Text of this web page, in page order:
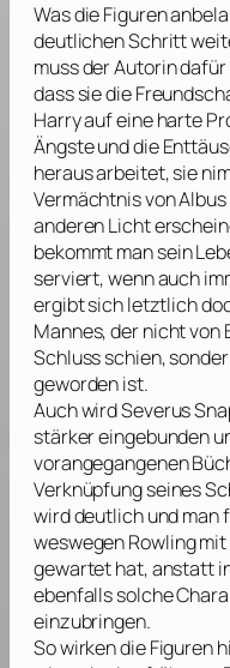
Was die Figuren
deutlichen Schritt
muss der Autorin
dass sie die
Harry auf eine harte
Ängste und die
heraus arbeitet, sie
Vermächtnis von
anderen Licht
bekommt man sein
serviert, wenn auch
ergibt sich letztlich
Mannes, der nicht von
Schluss schien,
geworden ist.
Auch wird Severus
stärker eingebunden
vorangegangenen
Verknüpfung seines
wird deutlich und man
weswegenRowlingmit
gewartet hat, anstatt
ebenfalls solche
einzubringen.
So wirken die Figuren